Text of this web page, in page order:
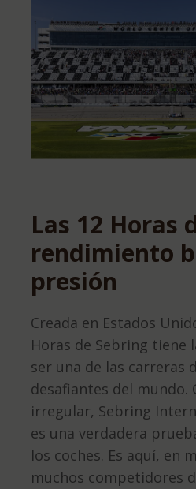
Las 12 Horas
rendimiento
presión
Creada en Estados
Horas de Sebring tiene
ser una de las carreras
desafiantes del mundo.
irregular, Sebring
es una verdadera
los coches. Es aquí, en
muchos competidores